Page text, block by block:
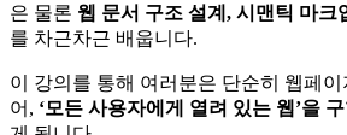
은 물론 웹 문서 구조 설계, 시맨틱 마크
를 차근차근 배웁니다.
이 강의를 통해 여러분은 단순히 웹페
어, ‘모든 사용자에게 열려 있는 웹’을